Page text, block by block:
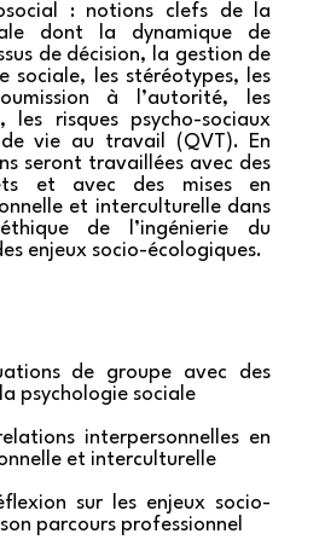
: notions clefs de la
dont la dynamique de
de décision, la gestion de
sociale, les stéréotypes, les
à l’autorité, les
les risques psycho-sociaux
vie au travail (QVT). En
seront travaillées avec des
et avec des mises en
et interculturelle dans
de l’ingénierie du
enjeux socio-écologiques.
de groupe avec des
psychologie sociale
interpersonnelles en
et interculturelle
sur les enjeux socio-
parcours professionnel